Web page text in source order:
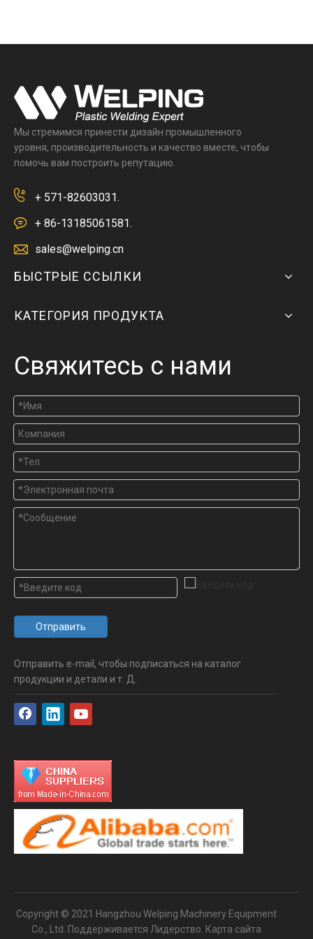
Мы стремимся принести дизайн промышленного
уровня, производительность и качество вместе, чтобы
помочь вам построить репутацию.
+ 571-82603031.
+ 86-13185061581.
sales@welping.cn
БЫСТРЫЕ ССЫЛКИ
КАТЕГОРИЯ ПРОДУКТА
Свяжитесь с нами
Отправить
Отправить e-mail, чтобы подписаться на каталог
продукции и детали и т. Д.
Copyright © 2021 Hangzhou Welping Machinery Equipment
Co., Ltd. Поддерживается Лидерство Карта сайта